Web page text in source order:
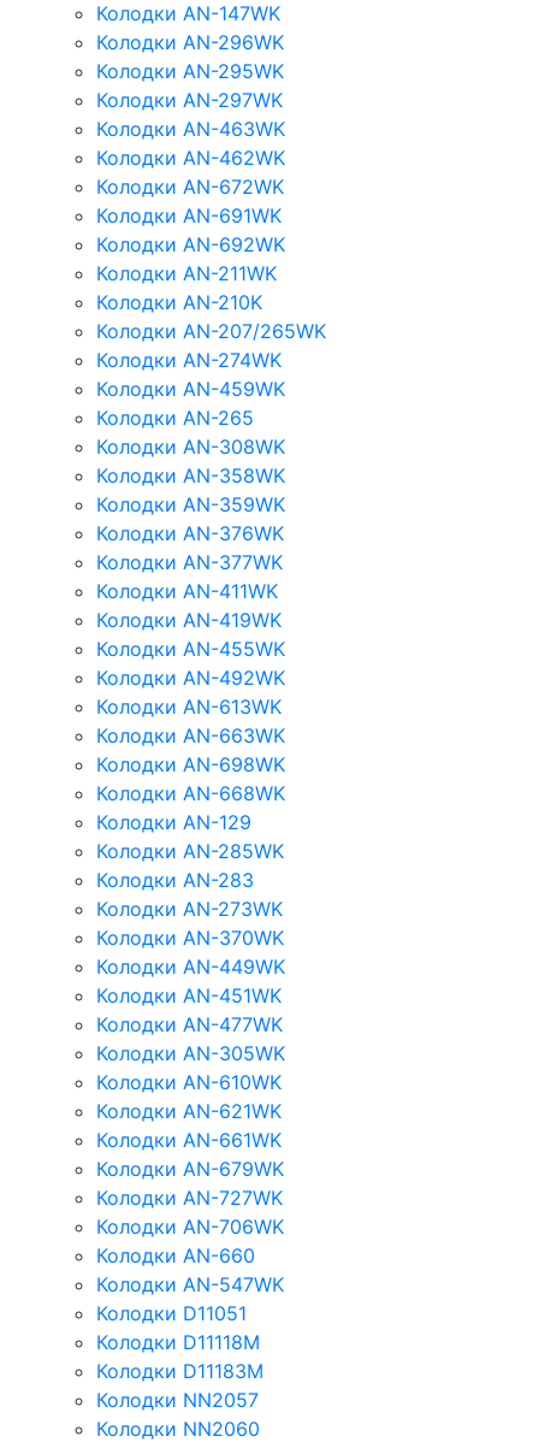
Колодки AN-147WK
Колодки AN-296WK
Колодки AN-295WK
Колодки AN-297WK
Колодки AN-463WK
Колодки AN-462WK
Колодки AN-672WK
Колодки AN-691WK
Колодки AN-692WK
Колодки AN-211WK
Колодки AN-210K
Колодки AN-207/265WK
Колодки AN-274WK
Колодки AN-459WK
Колодки AN-265
Колодки AN-308WK
Колодки AN-358WK
Колодки AN-359WK
Колодки AN-376WK
Колодки AN-377WK
Колодки AN-411WK
Колодки AN-419WK
Колодки AN-455WK
Колодки AN-492WK
Колодки AN-613WK
Колодки AN-663WK
Колодки AN-698WK
Колодки AN-668WK
Колодки AN-129
Колодки AN-285WK
Колодки AN-283
Колодки AN-273WK
Колодки AN-370WK
Колодки AN-449WK
Колодки AN-451WK
Колодки AN-477WK
Колодки AN-305WK
Колодки AN-610WK
Колодки AN-621WK
Колодки AN-661WK
Колодки AN-679WK
Колодки AN-727WK
Колодки AN-706WK
Колодки AN-660
Колодки AN-547WK
Колодки D11051
Колодки D11118M
Колодки D11183M
Колодки NN2057
Колодки NN2060